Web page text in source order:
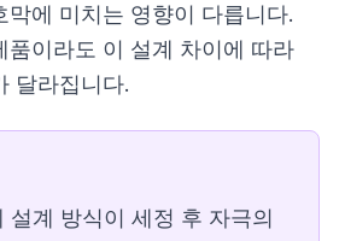
막에 미치는 영향이 다릅니다.
품이라도 이 설계 차이에 따라
달라집니다.
설계 방식이 세정 후 자극의